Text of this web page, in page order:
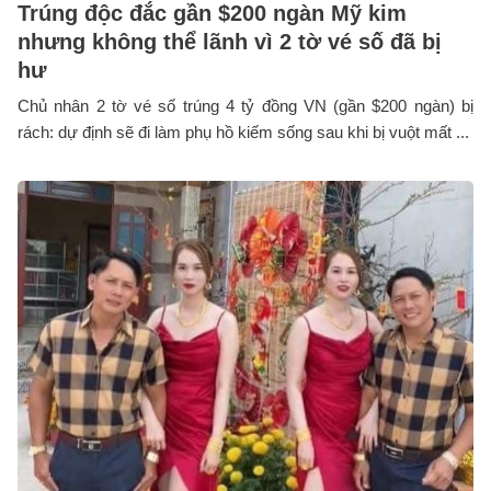
Trúng độc đắc gần $200 ngàn Mỹ kim
nhưng không thể lãnh vì 2 tờ vé số đã bị
hư
Chủ nhân 2 tờ vé số trúng 4 tỷ đồng VN (gần $200 ngàn) bị
rách: dự định sẽ đi làm phụ hồ kiếm sống sau khi bị vuột mất ...